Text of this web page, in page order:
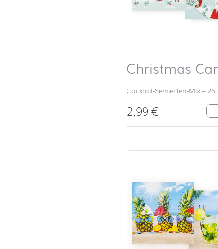
Christmas
Cocktail-Servietten-Mix–25
2,99€